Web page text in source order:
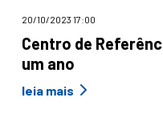
20/10/2023 17:00
Centro de
um ano
leia mais